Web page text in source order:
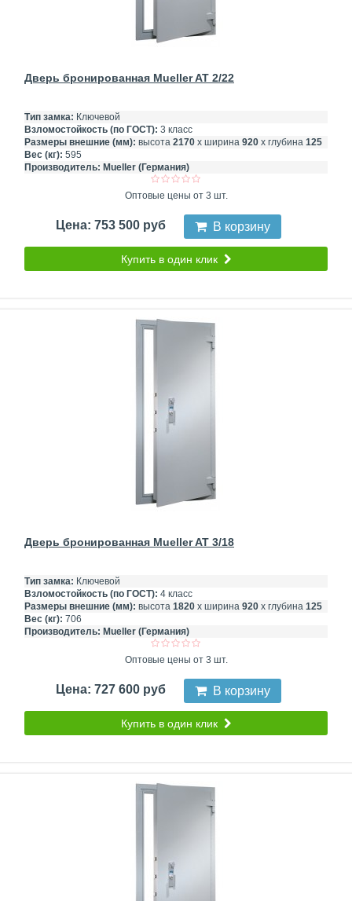
Дверь бронированная Mueller AT 2/22
Тип замка: Ключевой
Взломостойкость (по ГОСТ): 3 класс
Размеры внешние (мм): высота 2170 х ширина 920 х глубина 125
Вес (кг): 595
Производитель: Mueller (Германия)
Оптовые цены от 3 шт.
Цена: 753 500 руб В корзину
Купить в один клик
Дверь бронированная Mueller AT 3/18
Тип замка: Ключевой
Взломостойкость (по ГОСТ): 4 класс
Размеры внешние (мм): высота 1820 х ширина 920 х глубина 125
Вес (кг): 706
Производитель: Mueller (Германия)
Оптовые цены от 3 шт.
Цена: 727 600 руб В корзину
Купить в один клик